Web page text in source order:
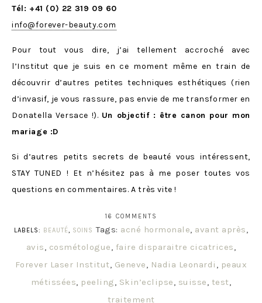
Tél: +41 (0) 22 319 09 60
info@forever-beauty.com
Pour tout vous dire, j’ai tellement accroché avec
l’Institut que je suis en ce moment même en train de
découvrir d’autres petites techniques esthétiques (rien
d’invasif, je vous rassure, pas envie de me transformer en
Donatella Versace !). Un objectif : être canon pour mon
mariage :D
Si d’autres petits secrets de beauté vous intéressent,
STAY TUNED ! Et n’hésitez pas à me poser toutes vos
questions en commentaires. A très vite !
16 COMMENTS
LABELS:
BEAUTÉ, SOINS Tags: acné hormonale, avant après,
avis, cosmétologue, faire disparaitre cicatrices,
Forever Laser Institut, Geneve, Nadia Leonardi , peaux
métissées, peeling, Skin’eclipse, suisse, test,
traitement